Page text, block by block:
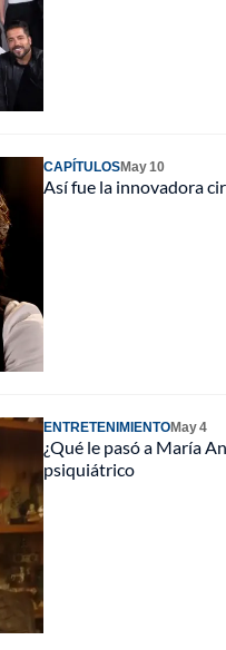
CAPÍTULOSMay 10
Así fue la innovadora
ENTRETENIMIENTOMay 4
¿Qué le pasó a María
psiquiátrico